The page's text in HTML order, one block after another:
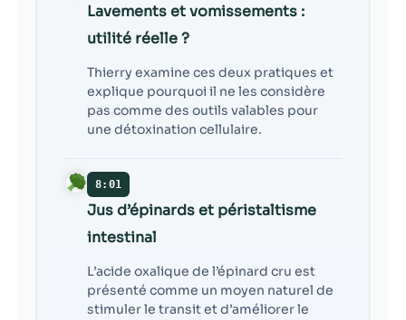
Lavements et vomissements :
utilité réelle ?
Thierry examine ces deux pratiques et
explique pourquoi il ne les considère
pas comme des outils valables pour
une détoxination cellulaire.
8:01
Jus d’épinards et péristaltisme
intestinal
L’acide oxalique de l’épinard cru est
présenté comme un moyen naturel de
stimuler le transit et d’améliorer le